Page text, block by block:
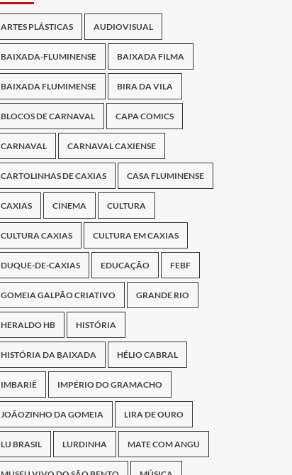
ARTES PLÁSTICAS AUDIOVISUAL
BAIXADA-FLUMINENSE BAIXADA FILMA
BAIXADA FLUMIMENSE BIRA DA VILA
BLOCOS DE CARNAVAL CAPA COMICS
CARNAVAL CARNAVAL CAXIENSE
CARTOLINHAS DE CAXIAS CASA FLUMINENSE
CAXIAS CINEMA CULTURA
CULTURA CAXIAS CULTURA EM CAXIAS
DUQUE-DE-CAXIAS EDUCAÇÃO FEBF
GOMEIA GALPÃO CRIATIVO GRANDE RIO
HERALDO HB HISTÓRIA
HISTÓRIA DA BAIXADA HÉLIO CABRAL
IMBARIÊ IMPÉRIO DO GRAMACHO
JOÃOZINHO DA GOMEIA LIRA DE OURO
LU BRASIL LURDINHA MATE COM ANGU